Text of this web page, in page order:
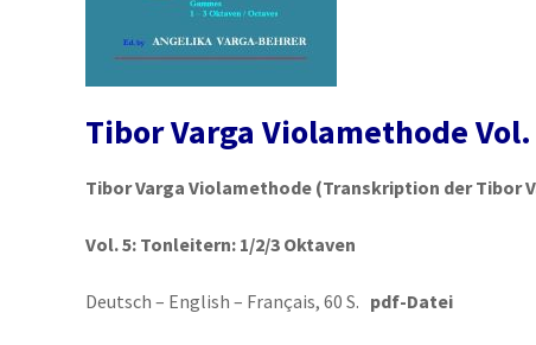
Tibor Varga Violamethode Vol.
Tibor Varga Violamethode (Transkription der Tibor
Vol. 5: Tonleitern: 1/2/3 Oktaven
Deutsch – English – Français, 60 S. pdf-Datei